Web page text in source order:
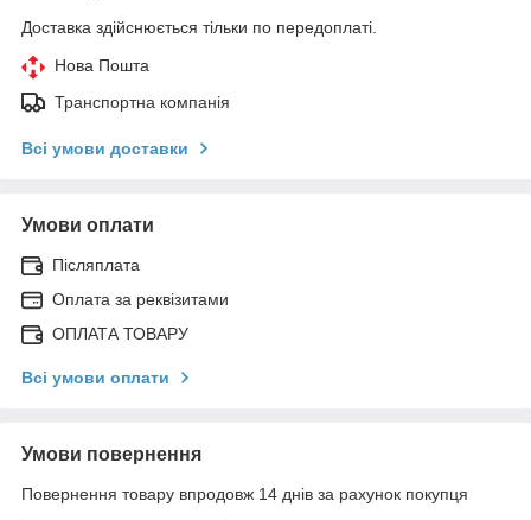
Доставка здійснюється тільки по передоплаті.
Нова Пошта
Транспортна компанія
Всі умови доставки
Умови оплати
Післяплата
Оплата за реквізитами
ОПЛАТА ТОВАРУ
Всі умови оплати
Умови повернення
Повернення товару впродовж 14 днів за рахунок покупця